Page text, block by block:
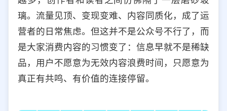
璃。流量见顶、变现变难、内容同质化，成了运
营者的日常焦虑。但这并不是公众号不行了，而
是大家消费内容的习惯变了：信息早就不是稀缺
品，用户不愿意为无效内容浪费时间，只愿意为
真正有共鸣、有价值的连接停留。